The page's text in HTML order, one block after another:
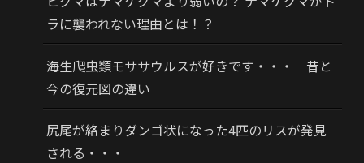
ラに襲われない理由とは！？
海生爬虫類モササウルスが好きです・・・ 昔と
今の復元図の違い
尻尾が絡まりダンゴ状になった4匹のリスが発見
される・・・